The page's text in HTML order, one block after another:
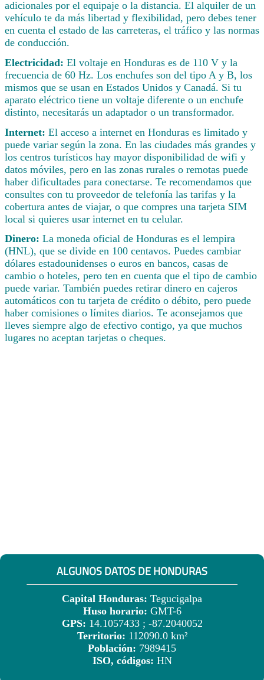
adicionales por el equipaje o la distancia. El alquiler de un
vehículo te da más libertad y flexibilidad, pero debes tener
en cuenta el estado de las carreteras, el tráfico y las normas
de conducción.
Electricidad: El voltaje en Honduras es de 110 V y la
frecuencia de 60 Hz. Los enchufes son del tipo A y B, los
mismos que se usan en Estados Unidos y Canadá. Si tu
aparato eléctrico tiene un voltaje diferente o un enchufe
distinto, necesitarás un adaptador o un transformador.
Internet: El acceso a internet en Honduras es limitado y
puede variar según la zona. En las ciudades más grandes y
los centros turísticos hay mayor disponibilidad de wifi y
datos móviles, pero en las zonas rurales o remotas puede
haber dificultades para conectarse. Te recomendamos que
consultes con tu proveedor de telefonía las tarifas y la
cobertura antes de viajar, o que compres una tarjeta SIM
local si quieres usar internet en tu celular.
Dinero: La moneda oficial de Honduras es el lempira
(HNL), que se divide en 100 centavos. Puedes cambiar
dólares estadounidenses o euros en bancos, casas de
cambio o hoteles, pero ten en cuenta que el tipo de cambio
puede variar. También puedes retirar dinero en cajeros
automáticos con tu tarjeta de crédito o débito, pero puede
haber comisiones o límites diarios. Te aconsejamos que
lleves siempre algo de efectivo contigo, ya que muchos
lugares no aceptan tarjetas o cheques.
ALGUNOS DATOS DE HONDURAS
Capital Honduras: Tegucigalpa
Huso horario: GMT-6
GPS: 14.1057433 ; -87.2040052
Territorio: 112090.0 km²
Población: 7989415
ISO, códigos: HN